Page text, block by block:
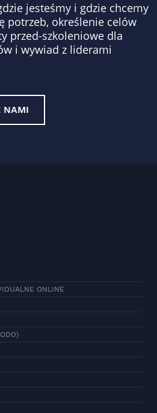
jesteśmy i gdzie chcemy
potrzeb, określenie celów
przed-szkoleniowe dla
i wywiad z liderami
NAMI
ONLINE